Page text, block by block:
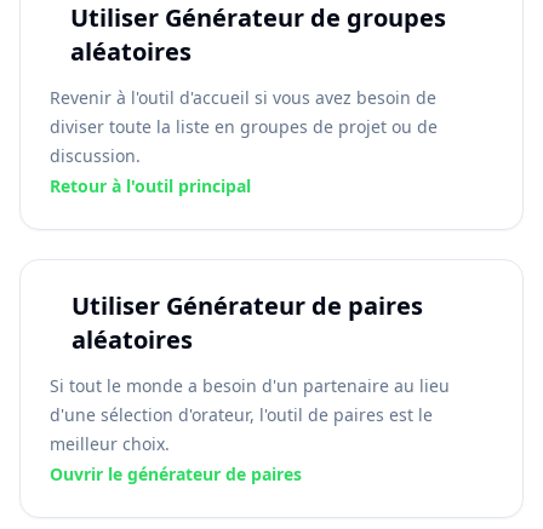
Utiliser Générateur de groupes
aléatoires
Revenir à l'outil d'accueil si vous avez besoin de
diviser toute la liste en groupes de projet ou de
discussion.
Retour à l'outil principal
Utiliser Générateur de paires
aléatoires
Si tout le monde a besoin d'un partenaire au lieu
d'une sélection d'orateur, l'outil de paires est le
meilleur choix.
Ouvrir le générateur de paires